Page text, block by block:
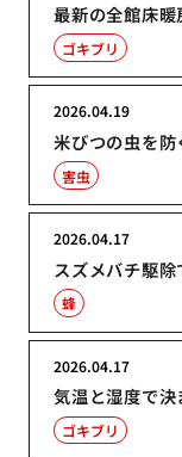
最新の全館床
ゴキブリ
米びつの虫を
2026.04.19
害虫
スズメバチ駆
2026.04.17
蜂
気温と湿度で
2026.04.17
ゴキブリ